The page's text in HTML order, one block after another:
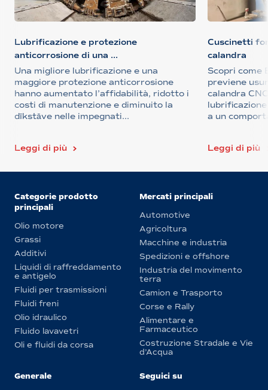
Lubrificazione e protezione
anticorrosione di una ...
Una migliore lubrificazione e una
maggiore protezione anticorrosione
hanno aumentato l’affidabilità, ridotto i
costi di manutenzione e diminuito la
dīkstāve nelle impegnati...
Leggi di più
Cuscinetti
calandra
Scopri come
previene
calandra
a un
Leggi di più
Categorie prodotto
principali
Olio motore
Grassi
Additivi
Liquidi di raffreddamento
e antigelo
Fluidi per trasmissioni
Fluidi freni
Olio idraulico
Fluido lavavetri
Oli e fluidi da corsa
Mercati principali
Automotive
Agricoltura
Macchine e industria
Spedizioni e offshore
Industria del movimento
terra
Camion e Trasporto
Corse e Rally
Alimentare e
Farmaceutico
Costruzione Stradale e Vie
d’Acqua
Generale
Seguici su